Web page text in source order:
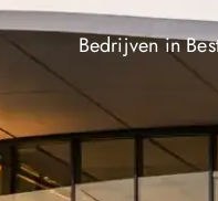
Bedrijven in